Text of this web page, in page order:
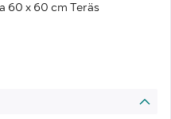
60 x 60 cm Teräs